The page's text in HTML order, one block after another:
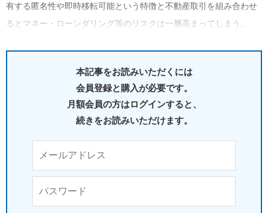
有する匿名性や即時移転可能という特徴と不動産取引を組み合わせ
るとマネー・ローンダリング等のリスクは一層高まってしまう。
本記事をお読みいただくには
会員登録と購入が必要です。
月額会員の方はログインすると、
続きをお読みいただけます。